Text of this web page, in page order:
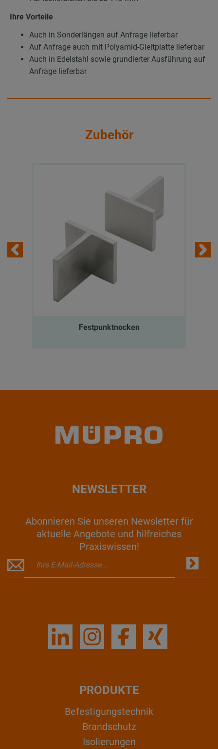
Ihre Vorteile
Auch in Sonderlängen auf Anfrage lieferbar
Auf Anfrage auch mit Polyamid-Gleitplatte lieferbar
Auch in Edelstahl sowie grundierter Ausführung auf
Anfrage lieferbar
Zubehör
Festpunktnocken
NEWSLETTER
Abonnieren Sie unseren Newsletter für
aktuelle Angebote und hilfreiches
Praxiswissen!
PRODUKTE
Befestigungstechnik
Brandschutz
Isolierungen